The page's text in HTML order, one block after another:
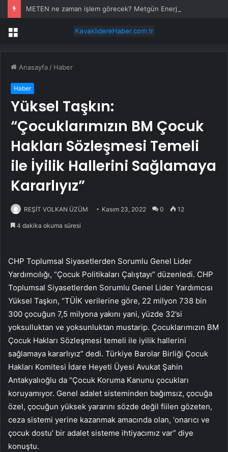
Menü
Anasayfa / Haber
Haber
Yüksel Taşkın:
“Çocuklarımızın BM Çocuk
Hakları Sözleşmesi Temeli
ile İyilik Hallerini Sağlamaya
Kararlıyız”
REŞİT VOLKAN ÜZÜM Kasım 23, 2022 0 12
4 dakika okuma süresi
CHP Toplumsal Siyasetlerden Sorumlu Genel Lider
Yardımcılığı, “Çocuk Politikaları Çalıştayı” düzenledi. CHP
Toplumsal Siyasetlerden Sorumlu Genel Lider Yardımcısı
Yüksel Taşkın, “TÜİK verilerine göre, 22 milyon 738 bin
300 çocuğun 7,5 milyona yakını yani, yüzde 32’si
yoksulluktan ve yoksunluktan mustarip. Çocuklarımızın BM
Çocuk Hakları Sözleşmesi temeli ile iyilik hallerini
sağlamaya kararlıyız” dedi. Türkiye Barolar Birliği Çocuk
Hakları Komitesi İdare Heyeti Üyesi Avukat Şahin
Antakyalıoğlu da “Çocuk Koruma Kanunu çocukları
koruyamıyor. Genel adalet sisteminden bağımsız, çocuğa
özel, çocuğun yüksek yararını sözde değil fiilen gözeten,
ceza sistemi yerine kazanmak amacında olan, ‘onarıcı ve
çocuk dostu’ bir adalet sisteme ihtiyacımız var” diye
konuştu.